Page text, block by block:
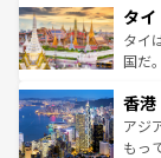
リテ
覧を
急速
ーチ
醸し
とつ
ひ現
が旅
タイ
タイ
国だ
の活
帯で
いビ
香港
アジ
もっ